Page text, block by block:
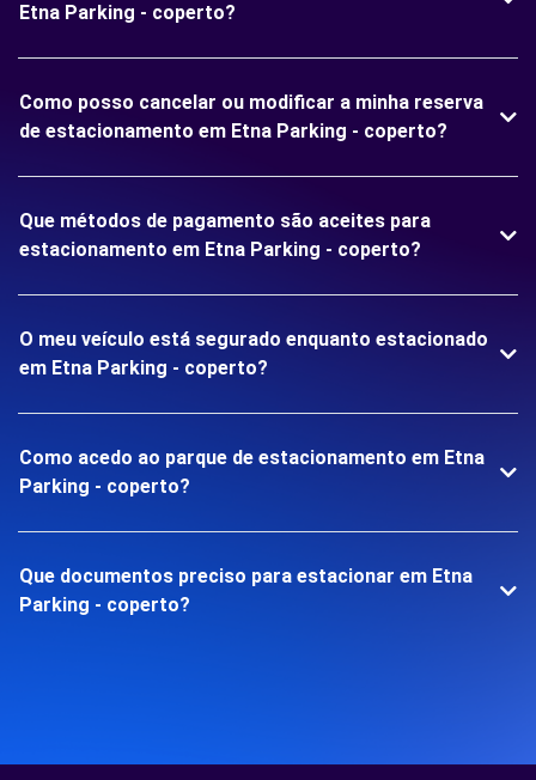
Etna Parking - coperto?
Como posso cancelar ou modificar a minha reserva
de estacionamento em Etna Parking - coperto?
Que métodos de pagamento são aceites para
estacionamento em Etna Parking - coperto?
O meu veículo está segurado enquanto estacionado
em Etna Parking - coperto?
Como acedo ao parque de estacionamento em Etna
Parking - coperto?
Que documentos preciso para estacionar em Etna
Parking - coperto?